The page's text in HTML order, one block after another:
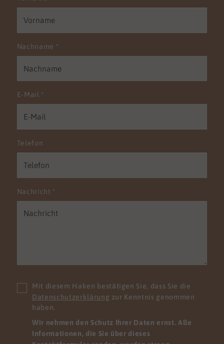
Nachname *
E-Mail *
Telefon
Nachricht *
Mit diesem Haken bestätigen Sie, dass Sie die
Datenschutzerklärung zur Kenntnis genommen
haben.
Wir nehmen den Schutz Ihrer Daten ernst. Alle
Informationen, die Sie über dieses